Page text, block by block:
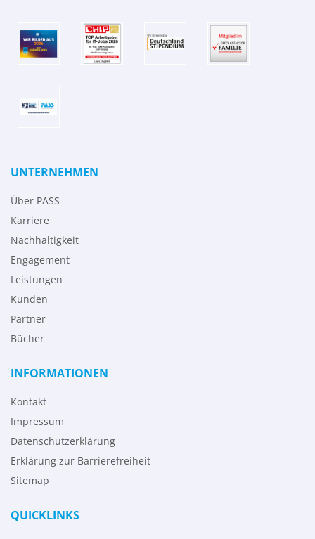
UNTERNEHMEN
Über PASS
Karriere
Nachhaltigkeit
Engagement
Leistungen
Kunden
Partner
Bücher
INFORMATIONEN
Kontakt
Impressum
Datenschutzerklärung
Erklärung zur Barrierefreiheit
Sitemap
QUICKLINKS